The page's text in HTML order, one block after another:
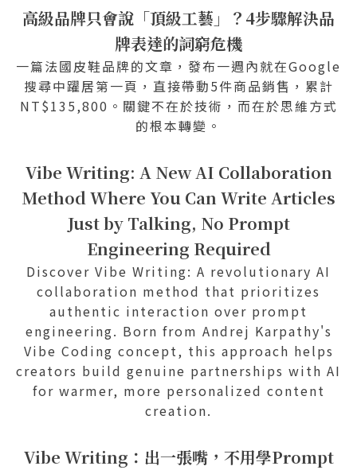
高級品牌只會說「頂級工藝」？4步驟解決品
牌表達的詞窮危機
一篇法國皮鞋品牌的文章，發布一週內就在Google
搜尋中躍居第一頁，直接帶動5件商品銷售，累計
NT$135,800。關鍵不在於技術，而在於思維方式
的根本轉變。
Vibe Writing: A New AI Collaboration
Method Where You Can Write Articles
Just by Talking, No Prompt
Engineering Required
Discover Vibe Writing: A revolutionary AI
collaboration method that prioritizes
authentic interaction over prompt
engineering. Born from Andrej Karpathy's
Vibe Coding concept, this approach helps
creators build genuine partnerships with AI
for warmer, more personalized content
creation.
Vibe Writing：出一張嘴，不用學Prompt